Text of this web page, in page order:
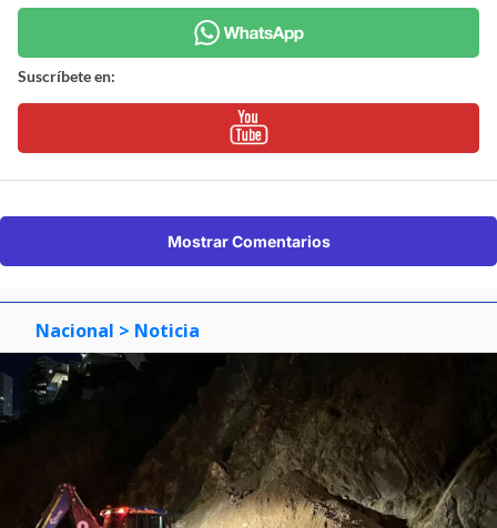
Suscríbete en:
Mostrar Comentarios
Nacional > Noticia